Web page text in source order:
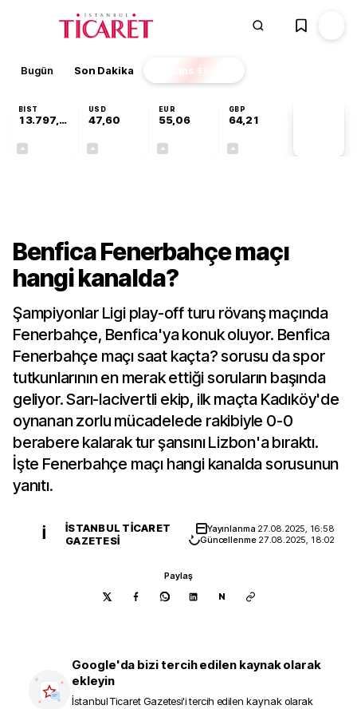
Bugün Son Dakika Finans EKSTRA
BIST
13.797,21
USD
47,60
EUR
55,06
GBP
64,21
Benfica Fenerbahçe maçı
hangi kanalda?
Şampiyonlar Ligi play-off turu rövanş maçında
Fenerbahçe, Benfica'ya konuk oluyor. Benfica
Fenerbahçe maçı saat kaçta? sorusu da spor
tutkunlarının en merak ettiği soruların başında
geliyor. Sarı-lacivertli ekip, ilk maçta Kadıköy'de
oynanan zorlu mücadelede rakibiyle 0-0
berabere kalarak tur şansını Lizbon'a bıraktı.
İşte Fenerbahçe maçı hangi kanalda sorusunun
yanıtı.
İ
İSTANBUL TICARET
GAZETESI
Yayınlanma 27.08.2025, 16:58
Güncellenme 27.08.2025, 18:02
Paylaş
N
Google'da bizi tercih edilen kaynak olarak
ekleyin
İstanbul Ticaret Gazetesi'i tercih edilen kaynak olarak